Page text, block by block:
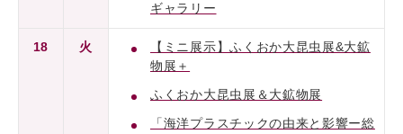
ギャラリー
18 火
【ミニ展示】ふくおか大昆虫展&大鉱
物展＋
ふくおか大昆虫展＆大鉱物展
「海洋プラスチックの由来と影響ー総